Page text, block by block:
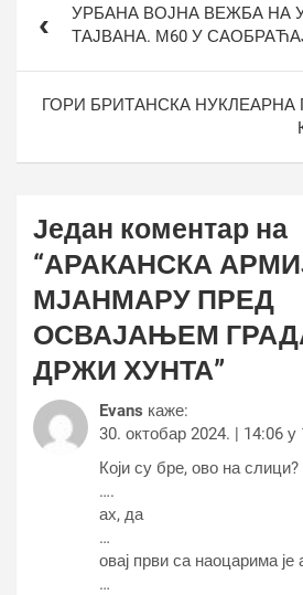
чланкаУРБАНА ВОЈНА ВЕЖБА НА
ТАЈВАНА. М60 У
ГОРИ БРИТАНСКА
Један коментар на
“АРАКАНСКА
МЈАНМАРУ ПРЕД
ОСВАЈАЊЕМ
ДРЖИ ХУНТА”
Evans каже:
30. октобар 2024. | 14:06 у
Који су бре, ово на слици?
….
ах, да
…
овај први са наоцарима је
…